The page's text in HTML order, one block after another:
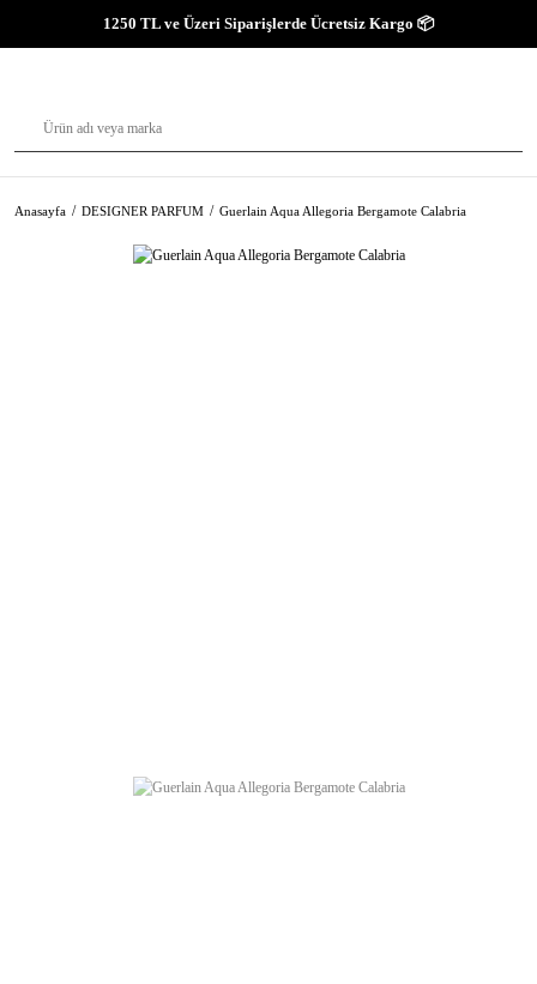
1250 TL ve Üzeri Siparişlerde Ücretsiz Kargo 📦
Anasayfa DESIGNER PARFUM Guerlain Aqua Allegoria Bergamote Calabria